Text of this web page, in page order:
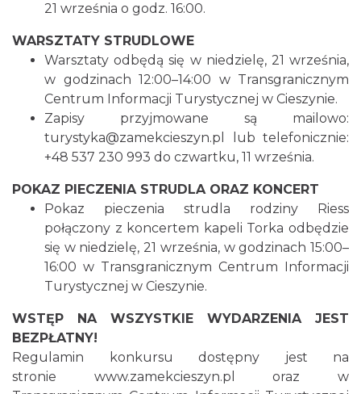
Ślad. Litera. Piksel. Wystawa z okazji 30-
lecia Muzeum Drukarstwa w Cieszynie
Cieszyn
2026-07-01
0.09 km
Cieszyn
0.10 km
21 września o godz. 16:00.
WARSZTATY STRUDLOWE
Warsztaty odbędą się w niedzielę, 21 września,
w godzinach 12:00–14:00 w Transgranicznym
Centrum Informacji Turystycznej w Cieszynie.
Zapisy przyjmowane są mailowo:
turystyka@zamekcieszyn.pl lub telefonicznie:
+48 537 230 993 do czwartku, 11 września.
POKAZ PIECZENIA STRUDLA ORAZ KONCERT
Pokaz pieczenia strudla rodziny Riess
połączony z koncertem kapeli Torka odbędzie
się w niedzielę, 21 września, w godzinach 15:00–
16:00 w Transgranicznym Centrum Informacji
Turystycznej w Cieszynie.
WSTĘP NA WSZYSTKIE WYDARZENIA JEST
BEZPŁATNY!
Regulamin konkursu dostępny jest na
stronie www.zamekcieszyn.pl
oraz w